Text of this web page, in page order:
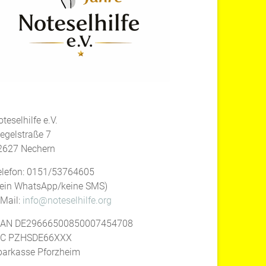
e.V.
7
Nechern
0151/53764605
WhatsApp/keine SMS)
info@noteselhilfe.org
DE29666500850007454708
PZHSDE66XXX
Pforzheim